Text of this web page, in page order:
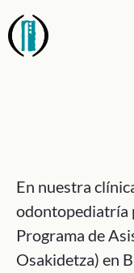
En nuestra
odontopediatría
Programa de
Osakidetza) en